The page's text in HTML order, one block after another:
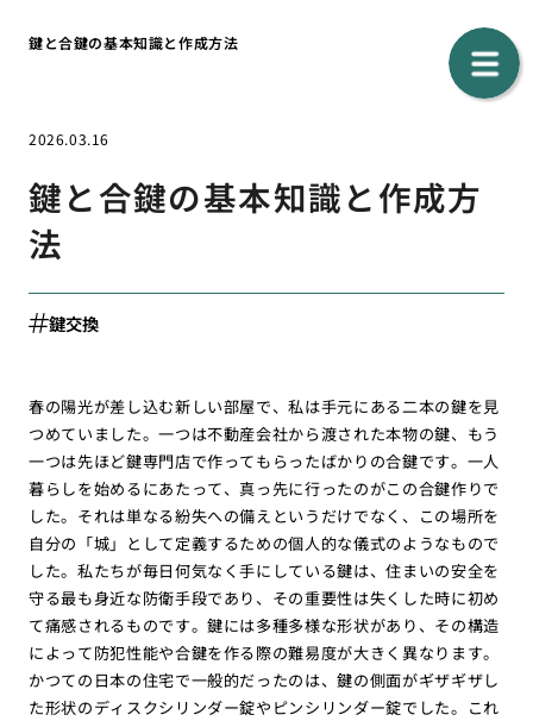
鍵と合鍵の基本知識と作成方法
2026.03.16
鍵と合鍵の基本知識と作成方
法
鍵交換
春の陽光が差し込む新しい部屋で、私は手元にある二本の鍵を見
つめていました。一つは不動産会社から渡された本物の鍵、もう
一つは先ほど鍵専門店で作ってもらったばかりの合鍵です。一人
暮らしを始めるにあたって、真っ先に行ったのがこの合鍵作りで
した。それは単なる紛失への備えというだけでなく、この場所を
自分の「城」として定義するための個人的な儀式のようなもので
した。私たちが毎日何気なく手にしている鍵は、住まいの安全を
守る最も身近な防衛手段であり、その重要性は失くした時に初め
て痛感されるものです。鍵には多種多様な形状があり、その構造
によって防犯性能や合鍵を作る際の難易度が大きく異なります。
かつての日本の住宅で一般的だったのは、鍵の側面がギザギザし
た形状のディスクシリンダー錠やピンシリンダー錠でした。これ